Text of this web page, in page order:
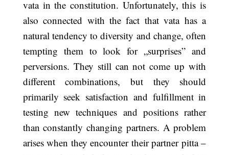
vata in the constitution. Unfortunately, this is
also connected with the fact that vata has a
natural tendency to diversity and change, often
tempting them to look for „surprises” and
perversions. They still can not come up with
different combinations, but they should
primarily seek satisfaction and fulfillment in
testing new techniques and positions rather
than constantly changing partners. A problem
arises when they encounter their partner pitta –